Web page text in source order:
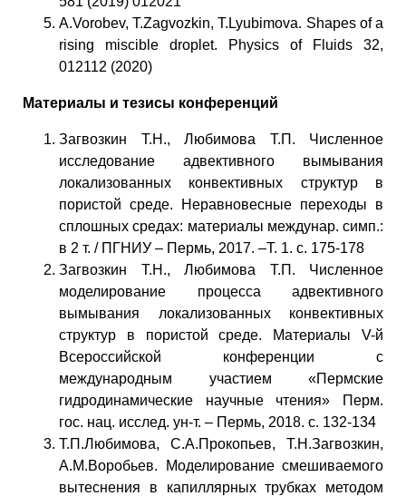
A.Vorobev, T.Zagvozkin, T.Lyubimova. Shapes of a
rising miscible droplet. Physics of Fluids 32,
012112 (2020)
Материалы и тезисы конференций
Загвозкин Т.Н., Любимова Т.П. Численное
исследование адвективного вымывания
локализованных конвективных структур в
пористой среде. Неравновесные переходы в
сплошных средах: материалы междунар. симп.:
в 2 т. / ПГНИУ – Пермь, 2017. –Т. 1. с. 175-178
Загвозкин Т.Н., Любимова Т.П. Численное
моделирование процесса адвективного
вымывания локализованных конвективных
структур в пористой среде. Материалы V-й
Всероссийской конференции с
международным участием «Пермские
гидродинамические научные чтения» Перм.
гос. нац. исслед. ун-т. – Пермь, 2018. с. 132-134
Т.П.Любимова, С.А.Прокопьев, Т.Н.Загвозкин,
А.М.Воробьев. Моделирование смешиваемого
вытеснения в капиллярных трубках методом